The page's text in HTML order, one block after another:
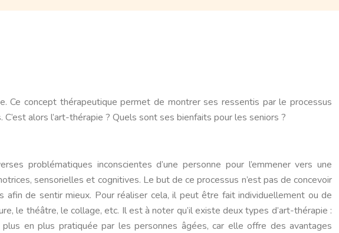
Ce concept thérapeutique permet de montrer ses ressentis par le processus
alors l’art-thérapie ? Quels sont ses bienfaits pour les seniors ?
problématiques inconscientes d’une personne pour l’emmener vers une
sensorielles et cognitives. Le but de ce processus n’est pas de concevoir
de sentir mieux. Pour réaliser cela, il peut être fait individuellement ou de
le théâtre, le collage, etc. Il est à noter qu’il existe deux types d’art-thérapie :
en plus pratiquée par les personnes âgées, car elle offre des avantages